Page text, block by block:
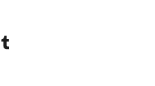
channel
Bẹwo akanti Tumblr wa